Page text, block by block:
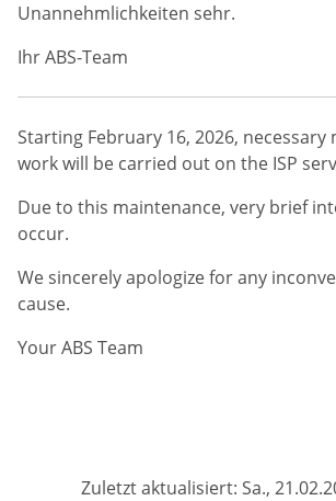
Unannehmlichkeiten sehr.
Ihr ABS-Team
Starting February 16, 2026, necessary
work will be carried out on the ISP
Due to this maintenance, very brief
occur.
We sincerely apologize for any
cause.
Your ABS Team
Zuletzt aktualisiert: Sa.,